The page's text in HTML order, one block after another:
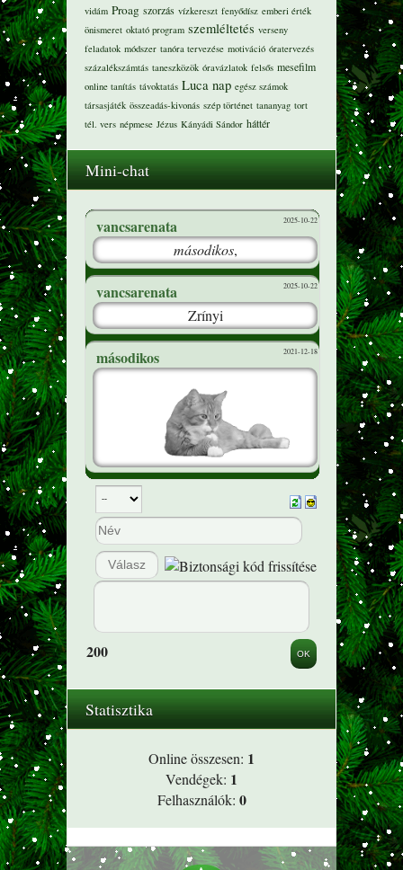
vidám Proag szorzás vízkereszt fenyődísz emberi érték
önismeret oktató program szemléltetés verseny
feladatok módszer tanóra tervezése motiváció óratervezés
százalékszámtás taneszközök óravázlatok felsős mesefilm
online tanítás távoktatás Luca nap egész számok
társasjáték összeadás-kivonás szép történet tananyag tort
tél. vers népmese Jézus Kányádi Sándor háttér
Mini-chat
200
Statisztika
Online összesen: 1
Vendégek: 1
Felhasználók: 0